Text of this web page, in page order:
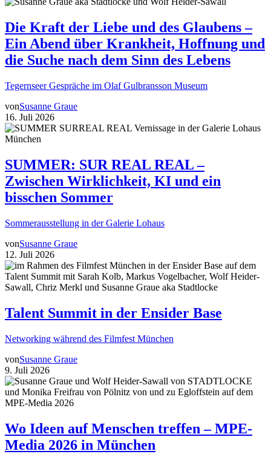
Die Kraft der Liebe und des Glaubens –
Ein Abend über Krankheit, Hoffnung und
die Suche nach dem Sinn des Lebens
Tegernseer Gespräche im Olaf Gulbransson Museum
vonSusanne Graue
16. Juli 2026
SUMMER: SUR REAL REAL –
Zwischen Wirklichkeit, KI und ein
bisschen Sommer
Sommerausstellung in der Galerie Lohaus
vonSusanne Graue
12. Juli 2026
Talent Summit in der Ensider Base
Networking während des Filmfest München
vonSusanne Graue
9. Juli 2026
Wo Ideen auf Menschen treffen – MPE-
Media 2026 in München